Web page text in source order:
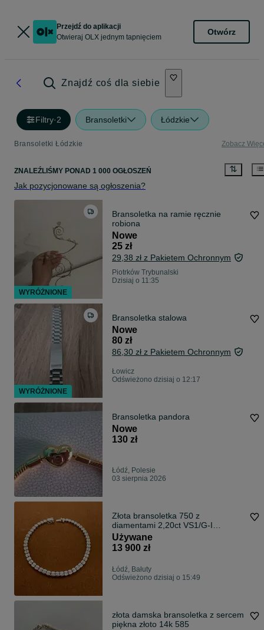
Przejdź do aplikacji
Otwieraj OLX jednym tapnięciem
Otwórz
Znajdź coś dla siebie
Filtry·2 Bransoletki Łódzkie
Bransoletki Łódzkie Zobacz
ZNALEŹLIŚMY PONAD 1 000 OGŁOSZEŃ
Jak pozycjonowane są ogłoszenia?
Bransoletka na ramie ręcznie
robiona
Nowe
25 zł
29,38 zł z Pakietem Ochronnym
Piotrków Trybunalski
Dzisiaj o 11:35
Bransoletka stalowa
Nowe
80 zł
86,30 zł z Pakietem Ochronnym
Łowicz
Odświeżono dzisiaj o 12:17
Bransoletka pandora
Nowe
130 zł
Łódź, Polesie
03 sierpnia 2026
Złota bransoletka 750 z
diamentami 2,20ct VS1/G-I
(wycena na 20 000zł)
Używane
13 900 zł
Łódź, Bałuty
Odświeżono dzisiaj o 15:49
złota damska bransoletka z sercem
piękna złoto 14k 585
WYRÓŻNIONE
WYRÓŻNIONE